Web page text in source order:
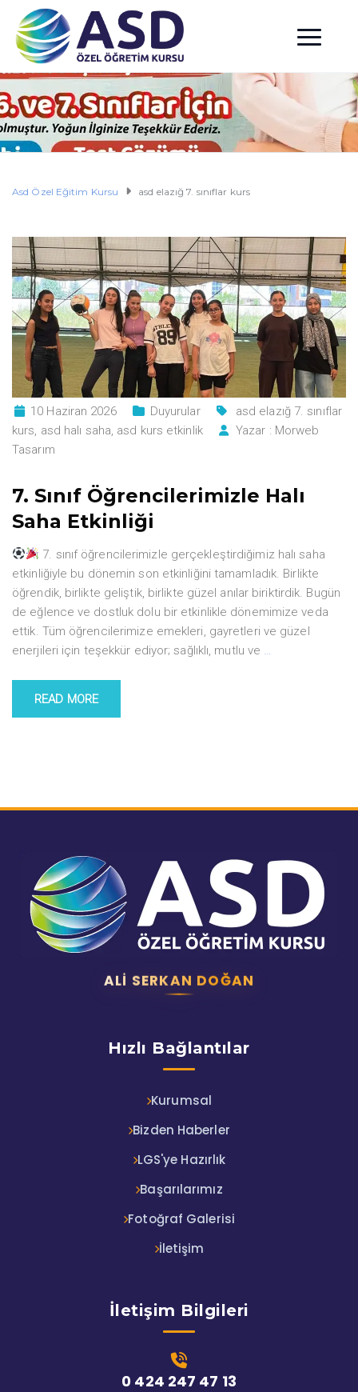
Asd Özel Eğitim Kursu asd elazığ 7. sınıflar kurs
10 Haziran 2026 Duyurular
asd elazığ 7. sınıflar
kurs, asd halı saha, asd kurs etkinlik Yazar : Morweb
Tasarım
7. Sınıf Öğrencilerimizle Halı
Saha Etkinliği
7. sınıf öğrencilerimizle gerçekleştirdiğimiz halı saha
etkinliğiyle bu dönemin son etkinliğini tamamladık. Birlikte
öğrendik, birlikte geliştik, birlikte güzel anılar biriktirdik. Bugün
de eğlence ve dostluk dolu bir etkinlikle dönemimize veda
ettik. Tüm öğrencilerimize emekleri, gayretleri ve güzel
enerjileri için teşekkür ediyor; sağlıklı, mutlu ve …
READ MORE
ALI SERKAN DOĞAN
Hızlı Bağlantılar
Kurumsal
Bizden Haberler
LGS'ye Hazırlık
Başarılarımız
Fotoğraf Galerisi
İletişim
İletişim Bilgileri
0 424 247 47 13